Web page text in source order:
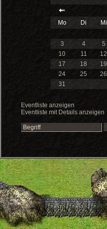
Mo
Di Mi
3
4 5
10
11 12
17
18 19
24
25 26
31
Eventliste anzeigen
Eventliste mit Details anzeigen